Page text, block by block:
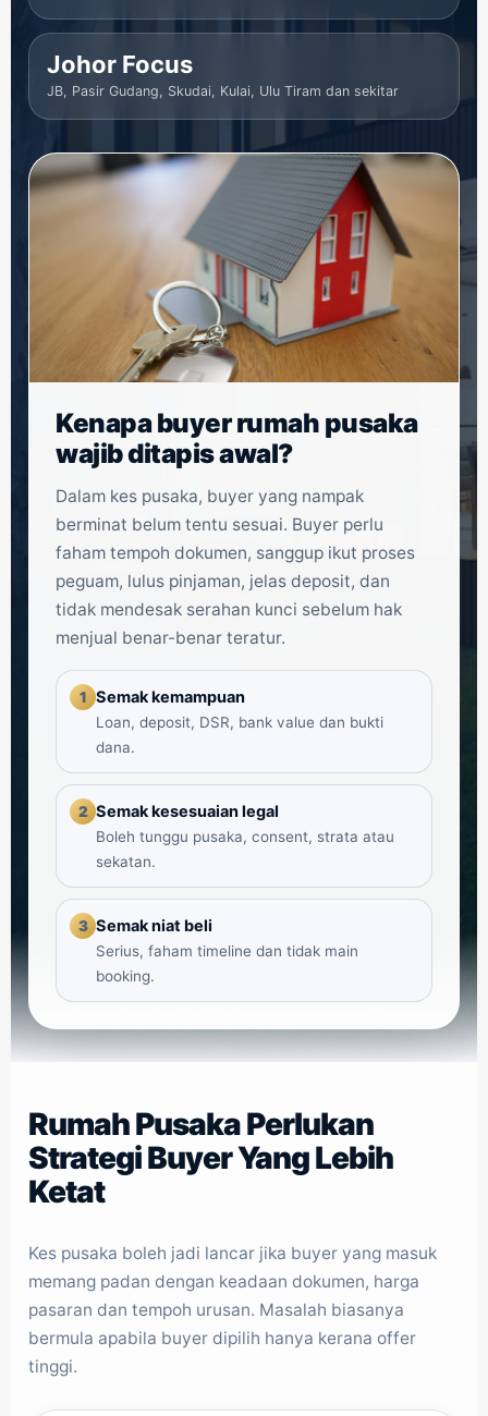
Johor Focus
JB, Pasir Gudang, Skudai, Kulai, Ulu Tiram dan sekitar
Kenapa buyer rumah pusaka
wajib ditapis awal?
Dalam kes pusaka, buyer yang nampak
berminat belum tentu sesuai. Buyer perlu
faham tempoh dokumen, sanggup ikut proses
peguam, lulus pinjaman, jelas deposit, dan
tidak mendesak serahan kunci sebelum hak
menjual benar-benar teratur.
1 Semak kemampuan
Loan, deposit, DSR, bank value dan bukti
dana.
2 Semak kesesuaian legal
Boleh tunggu pusaka, consent, strata atau
sekatan.
3 Semak niat beli
Serius, faham timeline dan tidak main
booking.
Rumah Pusaka Perlukan
Strategi Buyer Yang Lebih
Ketat
Kes pusaka boleh jadi lancar jika buyer yang masuk
memang padan dengan keadaan dokumen, harga
pasaran dan tempoh urusan. Masalah biasanya
bermula apabila buyer dipilih hanya kerana offer
tinggi.